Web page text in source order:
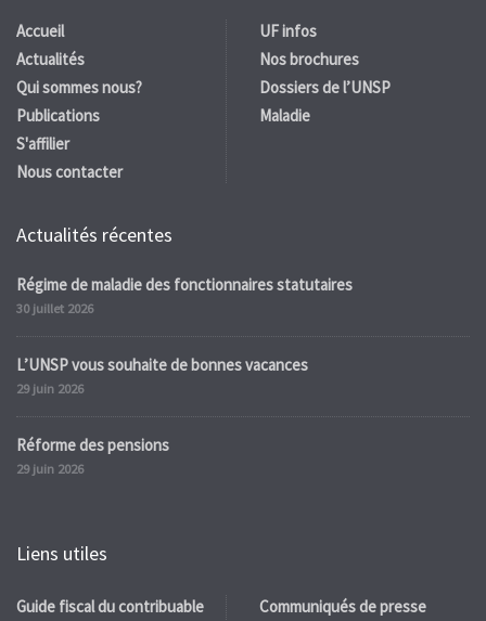
Accueil
Actualités
Qui sommes nous?
Publications
S'affilier
Nous contacter
UF infos
Nos brochures
Dossiers de l’UNSP
Maladie
Actualités récentes
Régime de maladie des fonctionnaires statutaires
30 juillet 2026
L’UNSP vous souhaite de bonnes vacances
29 juin 2026
Réforme des pensions
29 juin 2026
Liens utiles
Guide fiscal du contribuable Communiqués de presse